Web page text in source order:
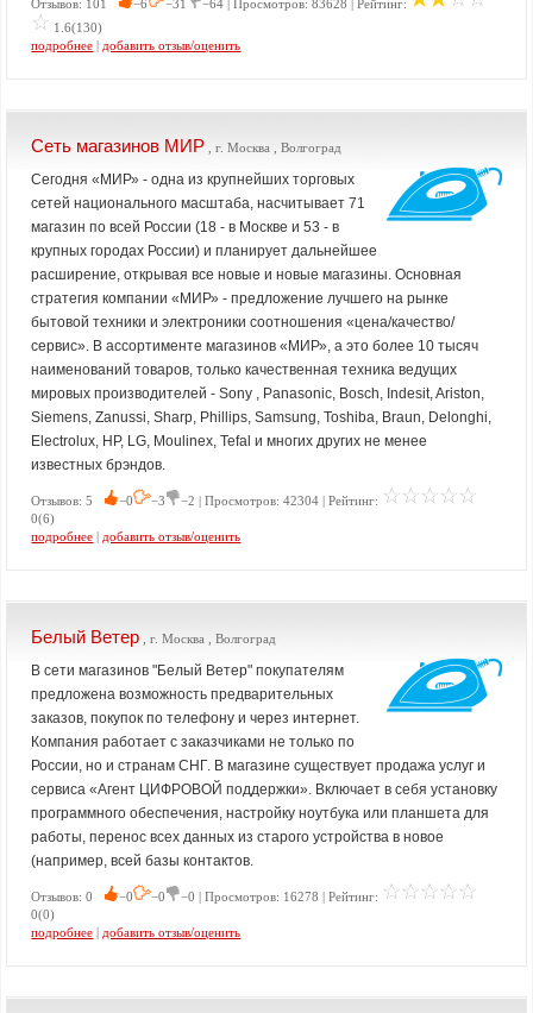
Отзывов: 101 −6 −31
−64 | Просмотров: 83628 | Рейтинг:
1.6(130)
подробнее | добавить отзыв/оценить
Сеть магазинов МИР , г. Москва , Волгоград
Сегодня «МИР» - одна из крупнейших торговых
сетей национального масштаба, насчитывает 71
магазин по всей России (18 - в Москве и 53 - в
крупных городах России) и планирует дальнейшее
расширение, открывая все новые и новые магазины. Основная
стратегия компании «МИР» - предложение лучшего на рынке
бытовой техники и электроники соотношения «цена/качество/
сервис». В ассортименте магазинов «МИР», а это более 10 тысяч
наименований товаров, только качественная техника ведущих
мировых производителей - Sony , Panasonic, Bosch, Indesit, Ariston,
Siemens, Zanussi, Sharp, Phillips, Samsung, Toshiba, Braun, Delonghi,
Electrolux, HP, LG, Moulinex, Tefal и многих других не менее
известных брэндов.
Отзывов: 5 −0 −3
−2 | Просмотров: 42304 | Рейтинг:
0(6)
подробнее | добавить отзыв/оценить
Белый Ветер , г. Москва , Волгоград
В сети магазинов "Белый Ветер" покупателям
предложена возможность предварительных
заказов, покупок по телефону и через интернет.
Компания работает с заказчиками не только по
России, но и странам СНГ. В магазине существует продажа услуг и
сервиса «Агент ЦИФРОВОЙ поддержки». Включает в себя установку
программного обеспечения, настройку ноутбука или планшета для
работы, перенос всех данных из старого устройства в новое
(например, всей базы контактов.
Отзывов: 0 −0 −0
−0 | Просмотров: 16278 | Рейтинг:
0(0)
подробнее | добавить отзыв/оценить